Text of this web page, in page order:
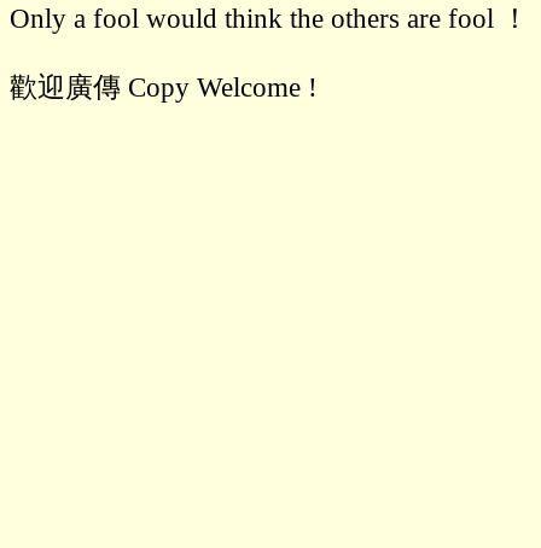
Only a fool would think the others are fool ！
歡迎廣傳 Copy Welcome !